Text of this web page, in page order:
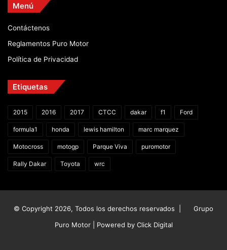
Menú
Contáctenos
Reglamentos Puro Motor
Política de Privacidad
Etiquetas
2015 2016 2017 CTCC dakar f1 Ford
formula1 honda lewis hamilton marc marquez
Motocross motogp Parque Viva puromotor
Rally Dakar Toyota wrc
© Copyright 2026, Todos los derechos reservados |
Grupo
Puro Motor | Powered by Click Digital